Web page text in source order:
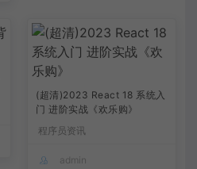
(超清)2023 React 18 系统入
门 进阶实战《欢乐购》
程序员资讯
admin